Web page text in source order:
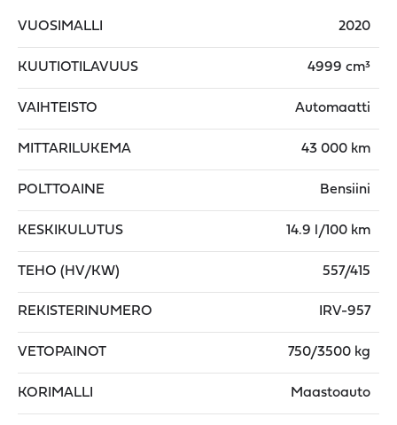
VUOSIMALLI 2020
KUUTIOTILAVUUS 4999 cm³
VAIHTEISTO Automaatti
MITTARILUKEMA 43 000 km
POLTTOAINE Bensiini
KESKIKULUTUS 14.9 l/100 km
TEHO (HV/KW) 557/415
REKISTERINUMERO IRV-957
VETOPAINOT 750/3500 kg
KORIMALLI Maastoauto